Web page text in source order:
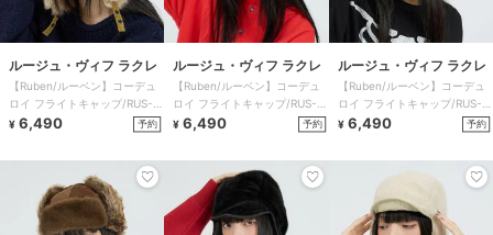
ルージュ・ヴィフ ラクレ
【Ruben/ルーベン】コーデュ
ロイ フライトキャップ/RUS-
6481/COR
¥ 6,490 予約
ルージュ・ヴィフ ラクレ
【Ruben/ルーベン】コーデュ
ロイ フライトキャップ/RUS-
6481/COR
¥ 6,490 予約
ルージュ・ヴィフ ラクレ
【Ruben/ルーベン】コーデュ
ロイ フライトキャップ/RUS-
6481/COR
¥ 6,490 予約